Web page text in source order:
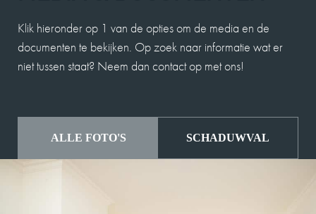
Klik hieronder op 1 van de opties om de media en de
documenten te bekijken. Op zoek naar informatie wat er
niet tussen staat? Neem dan contact op met ons!
ALLE FOTO'S SCHADUWVAL